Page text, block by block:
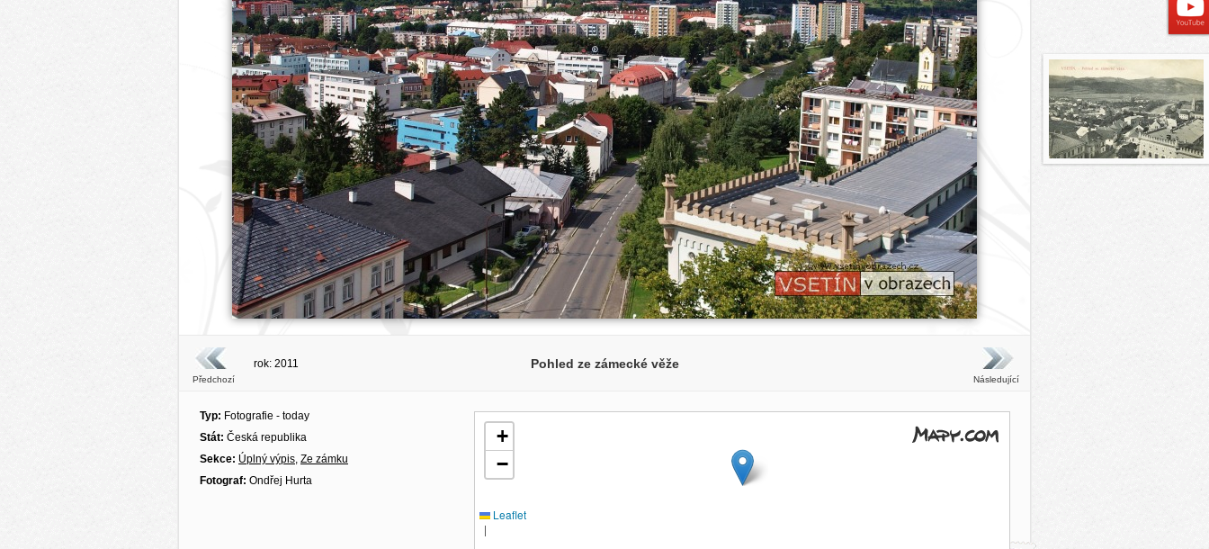
Předchozí
rok: 2011 Pohled ze zámecké věže
Následující
Typ: Fotografie - today
Stát: Česká republika
Sekce: Úplný výpis, Ze zámku
Fotograf: Ondřej Hurta
+
−
Leaflet
|